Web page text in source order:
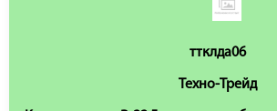
ттклда06
Техно-Трейд